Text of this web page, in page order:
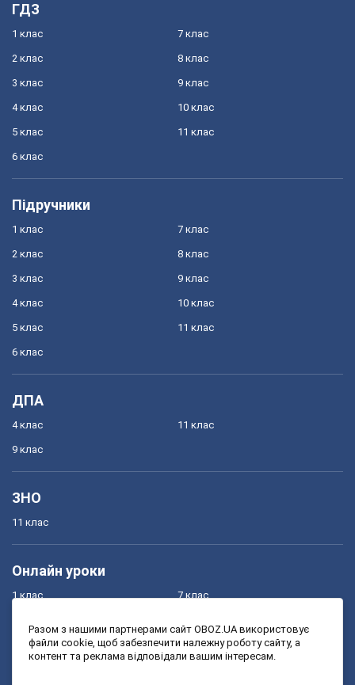
ГДЗ
1 клас
2 клас
3 клас
4 клас
5 клас
6 клас
7 клас
8 клас
9 клас
10 клас
11 клас
Підручники
1 клас
2 клас
3 клас
4 клас
5 клас
6 клас
7 клас
8 клас
9 клас
10 клас
11 клас
ДПА
4 клас
9 клас
11 клас
ЗНО
11 клас
Онлайн уроки
1 клас
3 клас
7 клас
9 клас
Разом з нашими партнерами сайт OBOZ.UA використовує
файли cookie, щоб забезпечити належну роботу сайту, а
контент та реклама відповідали вашим інтересам.